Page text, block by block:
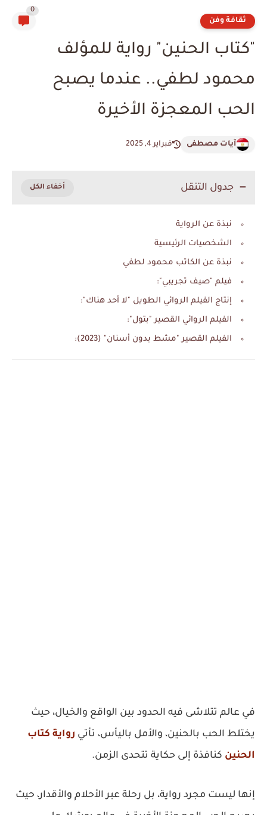
ثقافة وفن
0
"كتاب الحنين" رواية للمؤلف
محمود لطفي.. عندما يصبح
الحب المعجزة الأخيرة
آيات مصطفى فبراير 4, 2025
جدول التنقل
نبذة عن الرواية
الشخصيات الرئيسية
نبذة عن الكاتب محمود لطفي
فيلم "صيف تجريبي":
إنتاج الفيلم الروائي الطويل "لا أحد هناك":
الفيلم الروائي القصير "بتول":
الفيلم القصير "مشط بدون أسنان" (2023):
في عالم تتلاشى فيه الحدود بين الواقع والخيال، حيث
يختلط الحب بالحنين، والأمل باليأس، تأتي رواية كتاب
الحنين كنافذة إلى حكاية تتحدى الزمن.
إنها ليست مجرد رواية، بل رحلة عبر الأحلام والأقدار، حيث